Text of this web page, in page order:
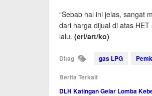
“Sebab hal ini jelas, sangat
dari harga dijual di atas
lalu. (eri/art/ko)
Ditag gas LPG
Berita Terkait
DLH Katingan Gelar Lomba